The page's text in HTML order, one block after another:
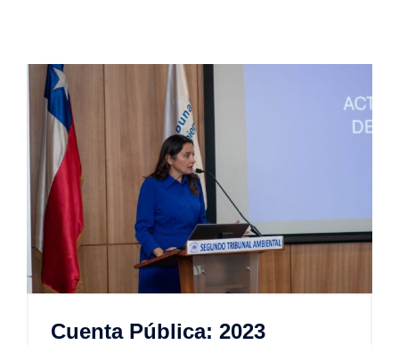
Cuenta Pública: 2023